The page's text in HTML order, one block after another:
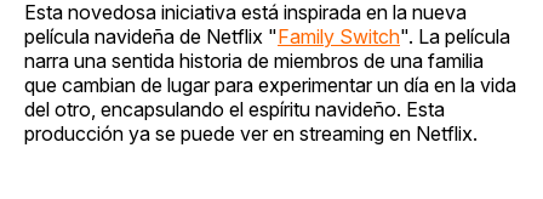
Esta novedosa iniciativa está inspirada en la nueva
película navideña de Netflix "Family Switch". La película
narra una sentida historia de miembros de una familia
que cambian de lugar para experimentar un día en la vida
del otro, encapsulando el espíritu navideño. Esta
producción ya se puede ver en streaming en Netflix.